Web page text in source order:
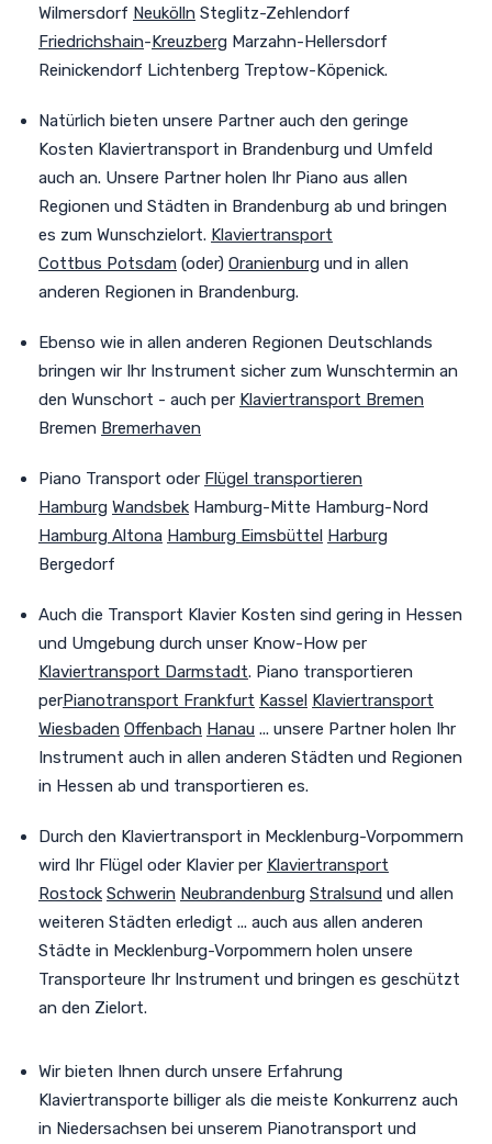
Wilmersdorf Neukölln Steglitz-Zehlendorf
Friedrichshain-Kreuzberg Marzahn-Hellersdorf
Reinickendorf Lichtenberg Treptow-Köpenick.
Natürlich bieten unsere Partner auch den geringe
Kosten Klaviertransport in Brandenburg und Umfeld
auch an. Unsere Partner holen Ihr Piano aus allen
Regionen und Städten in Brandenburg ab und bringen
es zum Wunschzielort. Klaviertransport
Cottbus Potsdam (oder) Oranienburg und in allen
anderen Regionen in Brandenburg.
Ebenso wie in allen anderen Regionen Deutschlands
bringen wir Ihr Instrument sicher zum Wunschtermin an
den Wunschort - auch per Klaviertransport Bremen
Bremen Bremerhaven
Piano Transport oder Flügel transportieren
Hamburg Wandsbek Hamburg-Mitte Hamburg-Nord
Hamburg Altona Hamburg Eimsbüttel Harburg
Bergedorf
Auch die Transport Klavier Kosten sind gering in Hessen
und Umgebung durch unser Know-How per
Klaviertransport Darmstadt. Piano transportieren
perPianotransport Frankfurt Kassel Klaviertransport
Wiesbaden Offenbach Hanau ... unsere Partner holen Ihr
Instrument auch in allen anderen Städten und Regionen
in Hessen ab und transportieren es.
Durch den Klaviertransport in Mecklenburg-Vorpommern
wird Ihr Flügel oder Klavier per Klaviertransport
Rostock Schwerin Neubrandenburg Stralsund und allen
weiteren Städten erledigt ... auch aus allen anderen
Städte in Mecklenburg-Vorpommern holen unsere
Transporteure Ihr Instrument und bringen es geschützt
an den Zielort.
Wir bieten Ihnen durch unsere Erfahrung
Klaviertransporte billiger als die meiste Konkurrenz auch
in Niedersachsen bei unserem Pianotransport und